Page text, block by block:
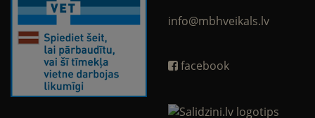
info@mbhveikals.lv
facebook